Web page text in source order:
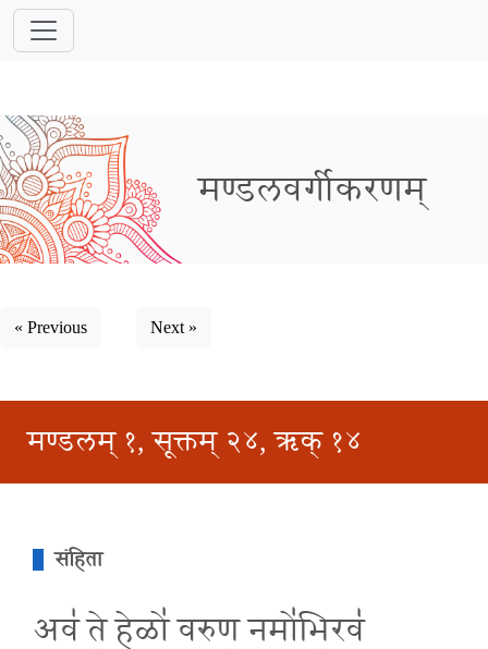
मण्डलवर्गीकरणम्
« Previous Next »
मण्डलम् १, सूक्तम् २४, ऋक् १४
संहिता
अव॑ ते॒ हेळो॑ वरुण॒ नमो॑भि॒रव॑